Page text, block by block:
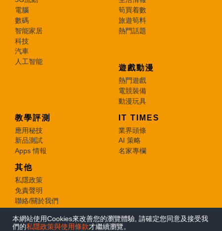
本網站使用Cookies來改善您的瀏覽體驗, 請確定您同意及接受我
們的私隱政策與使用條款才繼續瀏覽。
電腦
數碼
智能家居
科技
汽車
人工智能
筍買着數
旅遊筍料
熱門話題
遊戲動漫
熱門遊戲
電競裝備
動漫玩具
教學評測
應用秘技
新品測試
Apps 情報
IT TIMES
業界頭條
AI 策略
名家專欄
其他
私隱政策
免責聲明
聯絡/關於我們
© 2026 e-zone. All Rights Reserved.